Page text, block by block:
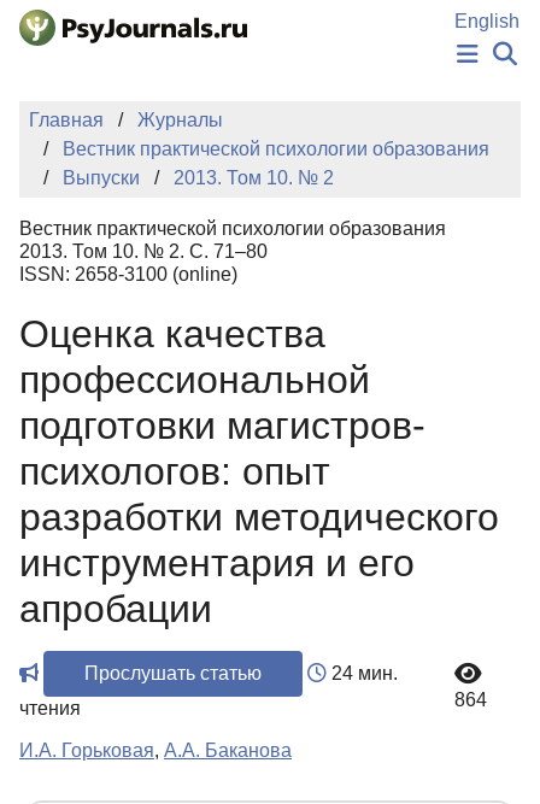
Перейти к основному содержанию
English
НОВОСТИ
ИЗДАНИЯ
АВТОРЫ
БАЗА ЗНАНИЙ
КЛЮЧЕВЫЕ СЛОВА
Регистрация
Главная
Журналы
Вестник практической психологии образования
Выпуски
2013. Том 10. № 2
Вестник практической психологии образования
2013. Том 10. № 2. С. 71–80
ISSN: 2658-3100 (online)
Оценка качества
профессиональной
подготовки магистров-
психологов: опыт
разработки методического
инструментария и его
апробации
Прослушать статью
24 мин.
чтения
864
И.А. Горьковая, А.А. Баканова